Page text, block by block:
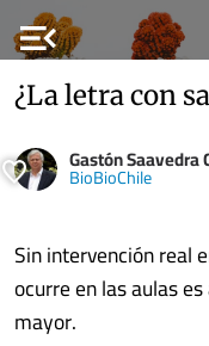
menu_open
¿La letra con
Gastón Saavedra
BioBioChile
Sin intervención real
ocurre en las aulas
mayor.